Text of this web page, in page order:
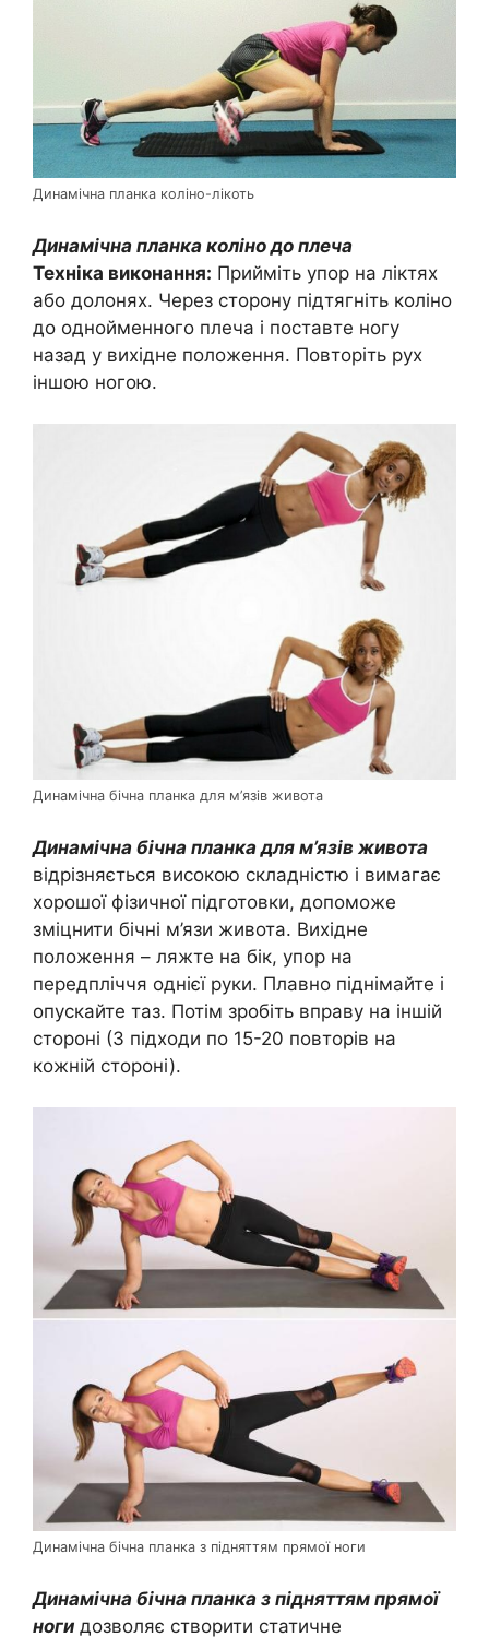
Динамічна планка коліно-лікоть
Динамічна планка коліно до плеча
Техніка виконання: Прийміть упор на ліктях
або долонях. Через сторону підтягніть коліно
до однойменного плеча і поставте ногу
назад у вихідне положення. Повторіть рух
іншою ногою.
Динамічна бічна планка для м’язів живота
Динамічна бічна планка для м’язів живота
відрізняється високою складністю і вимагає
хорошої фізичної підготовки, допоможе
зміцнити бічні м’язи живота. Вихідне
положення – ляжте на бік, упор на
передпліччя однієї руки. Плавно піднімайте і
опускайте таз. Потім зробіть вправу на іншій
стороні (3 підходи по 15-20 повторів на
кожній стороні).
Динамічна бічна планка з підняттям прямої ноги
Динамічна бічна планка з підняттям прямої
ноги дозволяє створити статичне